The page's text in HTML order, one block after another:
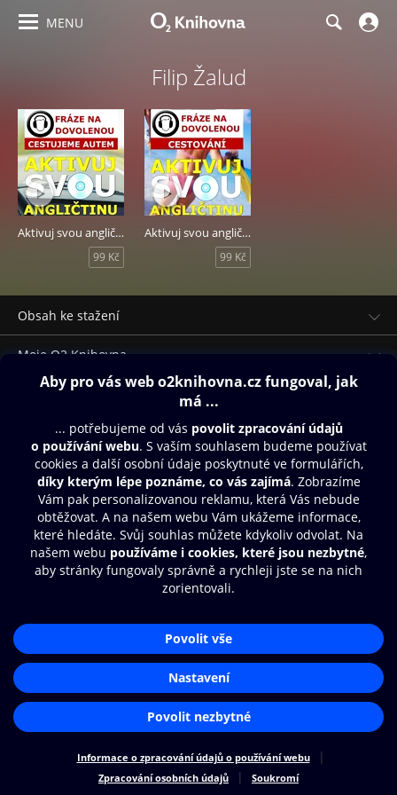
MENU
Filip Žalud
Aktivuj svou angličtinu - Cestujeme autem
99 Kč
Aktivuj svou angličtinu - Cestování
99 Kč
Obsah ke stažení
Moje O2 Knihovna
Další zábava
© O2 Czech Republic a.s.
Nákupní řád
Přístupnost
Zásady zpracování osobních údajů
Cookies
Aplikace O2 Knihovna
Čti a poslouchej své e-knihy a
audioknihy rychleji a pohodlněji.